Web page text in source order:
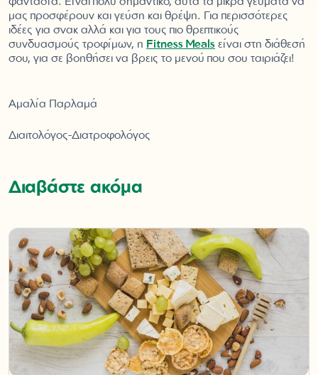
μας προσφέρουν και γεύση και θρέψη. Για περισσότερες
ιδέες για σνακ αλλά και για τους πιο θρεπτικούς
συνδυασμούς τροφίμων, η Fitness Meals είναι στη διάθεσή
σου, για σε βοηθήσει να βρεις το μενού που σου ταιριάζει!
Αμαλία Παρλαμά
Διαιτολόγος-Διατροφολόγος
Διαβάστε ακόμα